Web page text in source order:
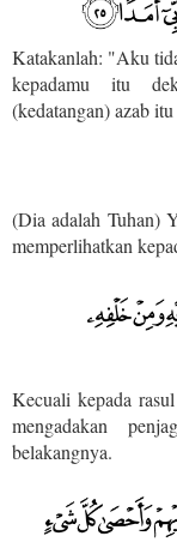
Katakanlah: "Aku
kepadamu itu
(kedatangan) azab
(Dia adalah Tuhan)
memperlihatkan
Kecuali kepada
mengadakan
belakangnya.